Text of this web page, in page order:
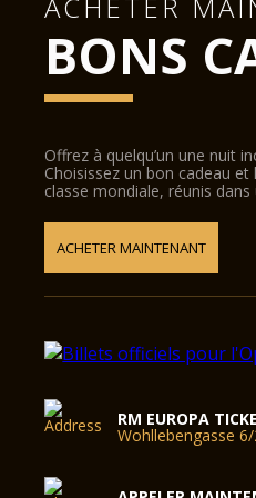
BONS
Offrez à quelqu’un une nuit
Choisissez un bon cadeau
classe mondiale, réunis
ACHETER MAINTENANT
RM EUROPA
Wohllebengasse